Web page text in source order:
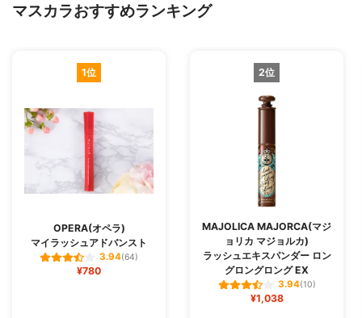
マスカラおすすめランキング
1位
OPERA(オペラ)
マイラッシュアドバンスト
3.94(64)
¥780
2位
MAJOLICA MAJORCA(マジ
ョリカ マジョルカ)
ラッシュエキスパンダー ロン
グロングロング EX
3.94(10)
¥1,038